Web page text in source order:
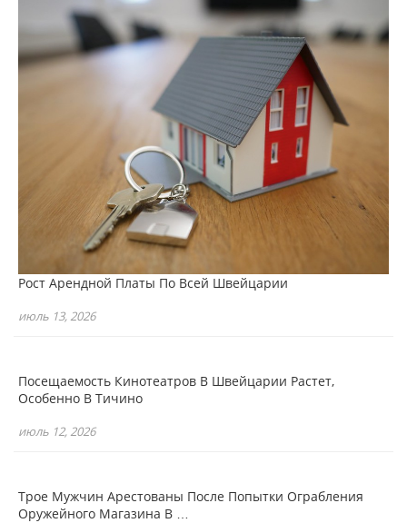
Рост Арендной Платы По Всей Швейцарии
июль 13, 2026
Посещаемость Кинотеатров В Швейцарии Растет,
Особенно В Тичино
июль 12, 2026
Трое Мужчин Арестованы После Попытки Ограбления
Оружейного Магазина В …